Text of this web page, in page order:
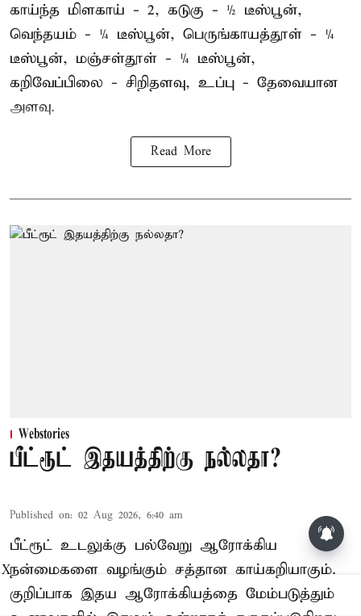
காய்ந்த மிளகாய் - 2, கடுகு - ½ டீஸ்பூன்,
வெந்தயம் - ¼ டீஸ்பூன், பெருங்காயத்தூள் - ¼
டீஸ்பூன், மஞ்சள்தூள் - ¼ டீஸ்பூன்,
கறிவேப்பிலை - சிறிதளவு, உப்பு - தேவையான
அளவு.
Read More
Webstories
பீட்ரூட் இதயத்திற்கு நல்லதா?
Published on: 02 Aug 2026, 6:40 am
பீட்ரூட் உடலுக்கு பல்வேறு ஆரோக்கிய
நன்மைகளை வழங்கும் சத்தான காய்கறியாகும்.
குறிப்பாக இதய ஆரோக்கியத்தை மேம்படுத்தும்
X